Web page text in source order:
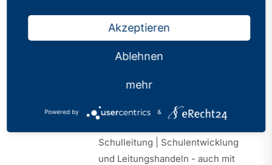
2026 B050 | Perspektive A15 |
Aufstiegschancen im Schuldienst
Aufstiegschancen im Schuldienst
20.03.2026
2026 B046 | SLQ I |
Schulleitung | Schulentwicklung
und Leitungshandeln - auch mit
Akzeptieren
Ablehnen
mehr
Powered by &